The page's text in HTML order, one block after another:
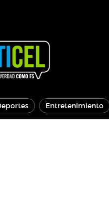
Entretenimiento